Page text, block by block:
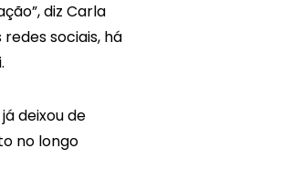
diz Carla
sociais, há
deixou de
no longo